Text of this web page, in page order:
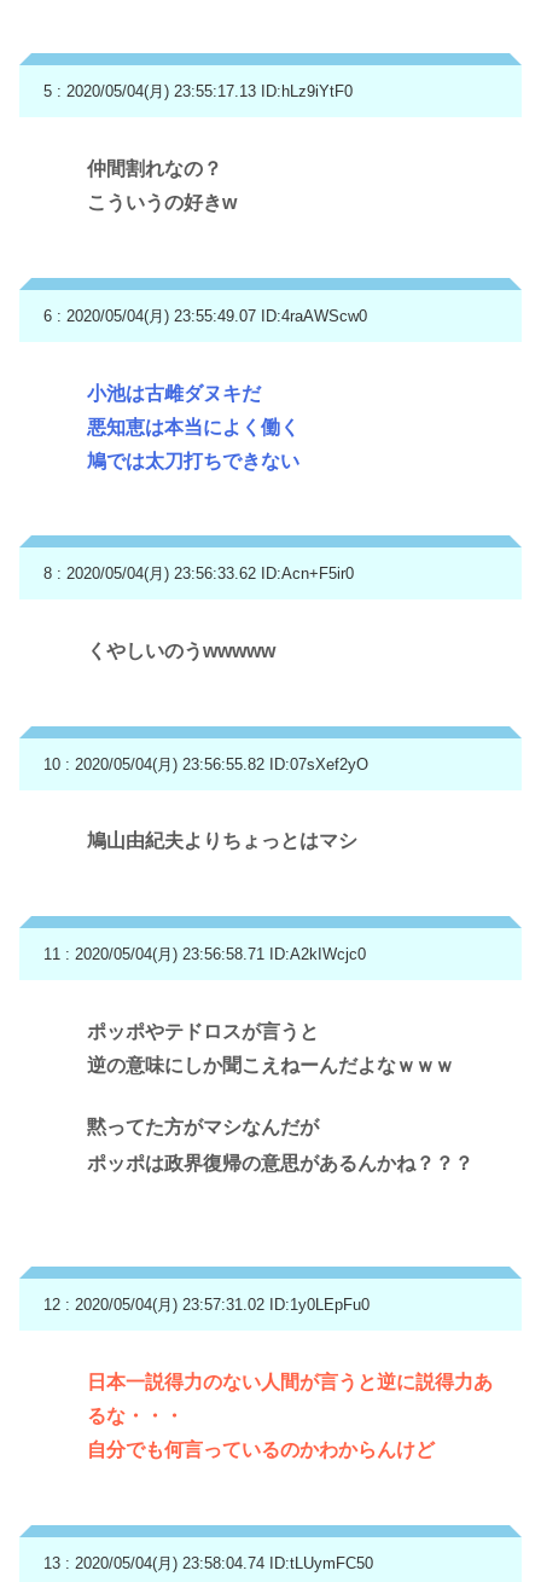
5 : 2020/05/04(月) 23:55:17.13 ID:hLz9iYtF0
仲間割れなの？
こういうの好きw
6 : 2020/05/04(月) 23:55:49.07 ID:4raAWScw0
小池は古雌ダヌキだ
悪知恵は本当によく働く
鳩では太刀打ちできない
8 : 2020/05/04(月) 23:56:33.62 ID:Acn+F5ir0
くやしいのうwwwww
10 : 2020/05/04(月) 23:56:55.82 ID:07sXef2yO
鳩山由紀夫よりちょっとはマシ
11 : 2020/05/04(月) 23:56:58.71 ID:A2kIWcjc0
ポッポやテドロスが言うと
逆の意味にしか聞こえねーんだよなｗｗｗ
黙ってた方がマシなんだが
ポッポは政界復帰の意思があるんかね？？？
12 : 2020/05/04(月) 23:57:31.02 ID:1y0LEpFu0
日本一説得力のない人間が言うと逆に説得力あ
るな・・・
自分でも何言っているのかわからんけど
13 : 2020/05/04(月) 23:58:04.74 ID:tLUymFC50